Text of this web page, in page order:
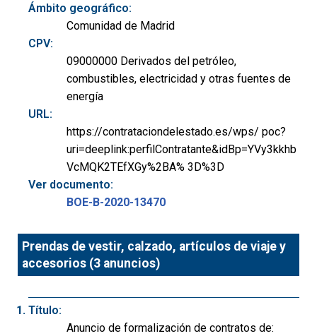
Ámbito geográfico:
Comunidad de Madrid
CPV:
09000000 Derivados del petróleo,
combustibles, electricidad y otras fuentes de
energía
URL:
https://contrataciondelestado.es/wps/ poc?
uri=deeplink:perfilContratante&idBp=YVy3kkhb
VcMQK2TEfXGy%2BA% 3D%3D
Ver documento:
BOE-B-2020-13470
Prendas de vestir, calzado, artículos de viaje y
accesorios (3 anuncios)
Título:
Anuncio de formalización de contratos de: